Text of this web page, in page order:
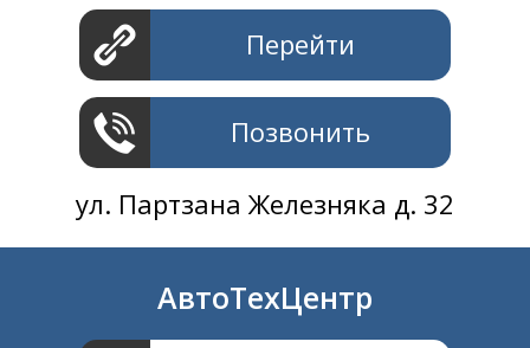
Перейти
Позвонить
ул. Партзана Железняка д. 32
АвтоТехЦентр
ул. Шахтеров 61 ст.2